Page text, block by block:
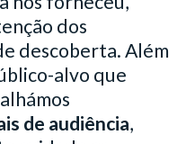
dos
descoberta. Além
alvo que
de audiência,